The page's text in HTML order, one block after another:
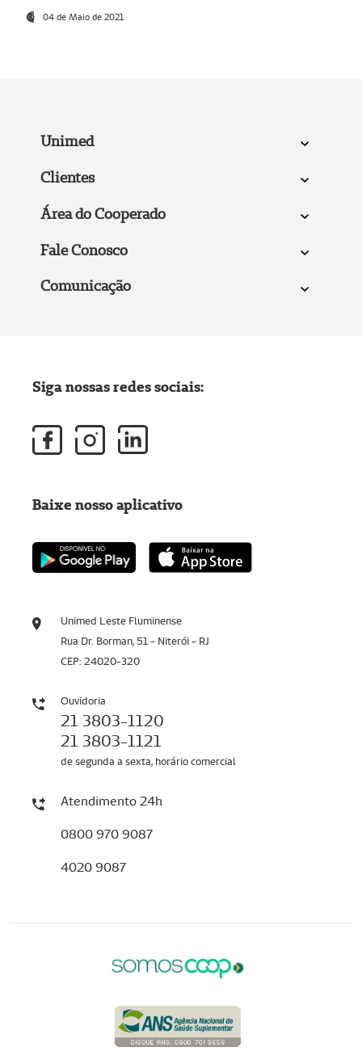
04 de Maio de 2021
Unimed
Clientes
Área do Cooperado
Fale Conosco
Comunicação
Unimed Leste Fluminense
Rua Dr. Borman, 51 - Niterói - RJ
CEP: 24020-320
Ouvidoria
21 3803-1120
21 3803-1121
de segunda a sexta, horário comercial
Atendimento 24h
0800 970 9087
4020 9087
Siga nossas redes sociais:
Baixe nosso aplicativo